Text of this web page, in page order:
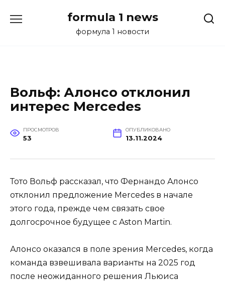
formula 1 news
формула 1 новости
Вольф: Алонсо отклонил
интерес Mercedes
ПРОСМОТРОВ
53
ОПУБЛИКОВАНО
13.11.2024
Тото Вольф рассказал, что Фернандо Алонсо
отклонил предложение Mercedes в начале
этого года, прежде чем связать свое
долгосрочное будущее с Aston Martin.
Алонсо оказался в поле зрения Mercedes, когда
команда взвешивала варианты на 2025 год
после неожиданного решения Льюиса